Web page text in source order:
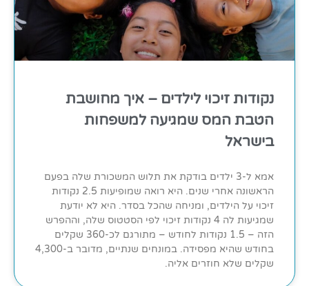
נקודות זיכוי לילדים – איך מחושבת
הטבת המס שמגיעה למשפחות
בישראל
אמא ל-3 ילדים בודקת את תלוש המשכורת שלה בפעם
הראשונה אחרי שנים. היא רואה שמופיעות 2.5 נקודות
זיכוי על הילדים, ומניחה שהכל בסדר. היא לא יודעת
שמגיעות לה 4 נקודות זיכוי לפי הסטטוס שלה, וההפרש
הזה – 1.5 נקודות לחודש – מתורגם לכ-360 שקלים
בחודש שהיא מפסידה. במונחים שנתיים, מדובר ב-4,300
שקלים שלא חוזרים אליה.